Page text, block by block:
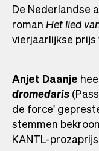
De Nederlandse
romanHet lied
vierjaarlijkse prijs
Anjet Daanje
dromedaris
de force'
stemmen
KANTL-